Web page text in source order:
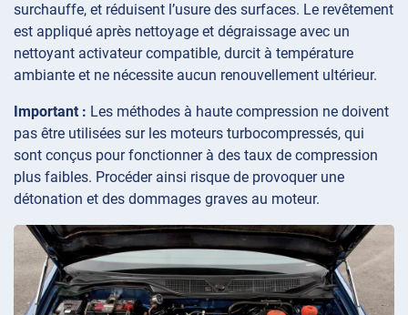
surchauffe, et réduisent l’usure des surfaces. Le revêtement
est appliqué après nettoyage et dégraissage avec un
nettoyant activateur compatible, durcit à température
ambiante et ne nécessite aucun renouvellement ultérieur.
Important : Les méthodes à haute compression ne doivent
pas être utilisées sur les moteurs turbocompressés, qui
sont conçus pour fonctionner à des taux de compression
plus faibles. Procéder ainsi risque de provoquer une
détonation et des dommages graves au moteur.